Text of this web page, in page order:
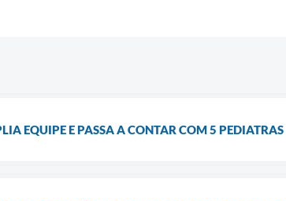
EQUIPE E PASSA A CONTAR COM 5